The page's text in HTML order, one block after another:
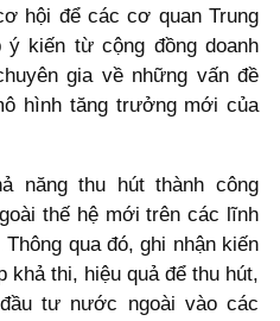
hội để các cơ quan Trung
kiến từ cộng đồng doanh
gia về những vấn đề
hình tăng trưởng mới của
năng thu hút thành công
thế hệ mới trên các lĩnh
qua đó, ghi nhận kiến
khả thi, hiệu quả để thu hút,
tư nước ngoài vào các